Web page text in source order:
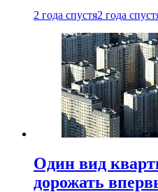
2 года спустя2 года
Один вид
дорожать